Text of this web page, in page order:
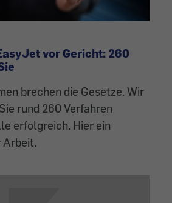
vor Gericht: 260
brechen die Gesetze. Wir
rund 260 Verfahren
erfolgreich. Hier ein